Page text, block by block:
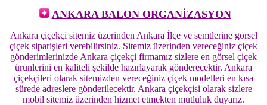
ANKARA BALON ORGANİZASYON
Ankara çiçekçi sitemiz üzerinden Ankara İlçe ve semtlerine görsel
çiçek siparişleri verebilirsiniz. Sitemiz üzerinden vereceğiniz çiçek
gönderimlerinizde Ankara çiçekçi firmamız sizlere en görsel çiçek
ürünlerini en kaliteli şekilde hazırlayarak gönderecektir. Ankara
çiçekçileri olarak sitemizden vereceğiniz çiçek modelleri en kısa
sürede adreslere gönderilecektir. Ankara çiçekçisi olarak sizlere
mobil sitemiz üzerinden hizmet etmekten mutluluk duyarız.